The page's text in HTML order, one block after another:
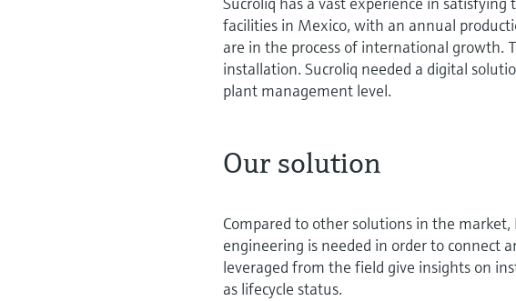
facilities in Mexico, with an annual
are in the process of international growth.
installation. Sucroliq needed a digital
plant management level.
Our solution
Compared to other solutions in the
engineering is needed in order to connect
leveraged from the field give insights on
as lifecycle status.